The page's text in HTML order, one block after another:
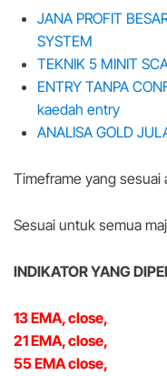
JANA PROFIT
SYSTEM
TEKNIK 5 MINIT
ENTRY TANPA
kaedah entry
ANALISA GOLD
Timeframe yang sesuai
Sesuai untuk semua
INDIKATOR YANG
13 EMA, close,
21 EMA, close,
55 EMA close,